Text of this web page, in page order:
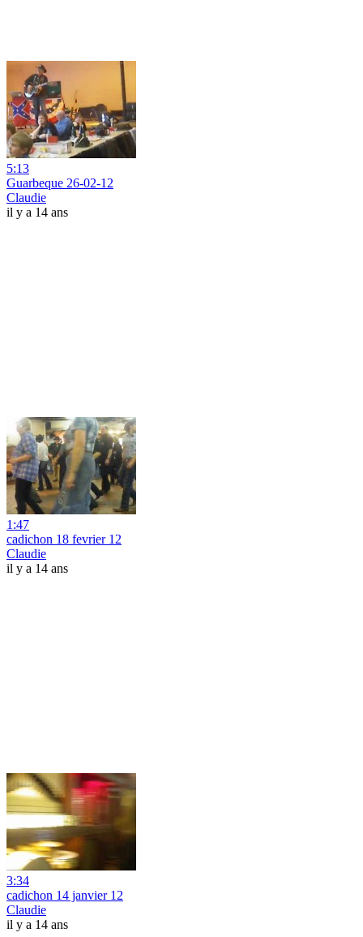
5:13
Guarbeque 26-02-12
Claudie
il y a 14 ans
1:47
cadichon 18 fevrier 12
Claudie
il y a 14 ans
3:34
cadichon 14 janvier 12
Claudie
il y a 14 ans